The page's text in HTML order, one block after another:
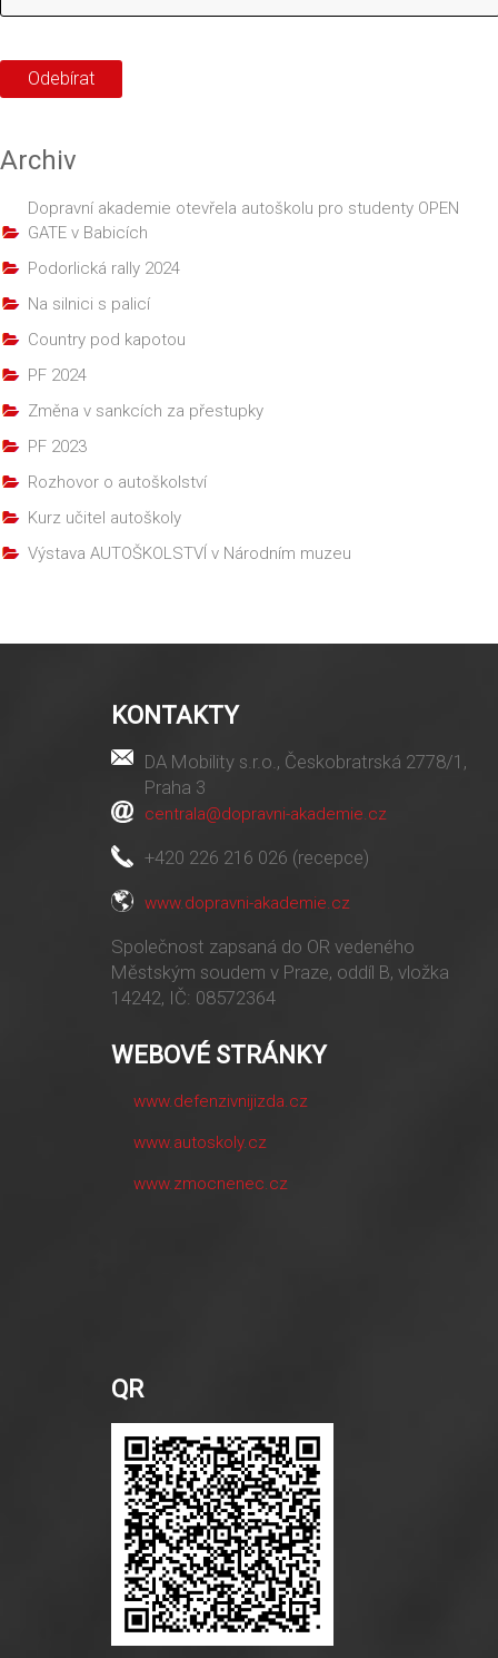
Archiv
Dopravní akademie otevřela autoškolu pro studenty OPEN
GATE v Babicích
Podorlická rally 2024
Na silnici s palicí
Country pod kapotou
PF 2024
Změna v sankcích za přestupky
PF 2023
Rozhovor o autoškolství
Kurz učitel autoškoly
Výstava AUTOŠKOLSTVÍ v Národním muzeu
KONTAKTY
DA Mobility s.r.o., Českobratrská 2778/1,
Praha 3
centrala@dopravni-akademie.cz
+420 226 216 026 (recepce)
www.dopravni-akademie.cz
Společnost zapsaná do OR vedeného
Městským soudem v Praze, oddíl B, vložka
14242, IČ: 08572364
WEBOVÉ STRÁNKY
www.defenzivnijizda.cz
www.autoskoly.cz
www.zmocnenec.cz
QR